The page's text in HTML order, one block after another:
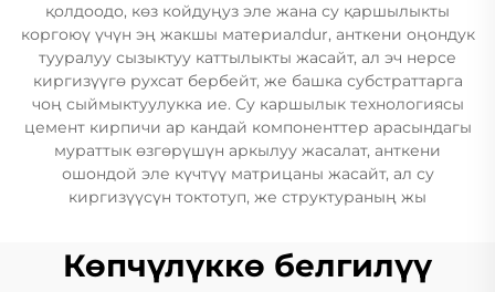
қолдоодо, көз койдуңуз эле жана су қаршылыкты
коргоюү үчүн эң жакшы материалdur, анткени оңондук
тууралуу сызыктуу каттылыкты жасайт, ал эч нерсе
киргизүүгө рухсат бербейт, же башка субстраттарга
чоң сыймыктуулукка ие. Су каршылык технологиясы
цемент кирпичи ар кандай компоненттер арасындагы
мураттык өзгөрүшүн аркылуу жасалат, анткени
ошондой эле күчтүү матрицаны жасайт, ал су
киргизүүсүн токтотуп, же структураның жы
Көпчүлүккө белгилүү